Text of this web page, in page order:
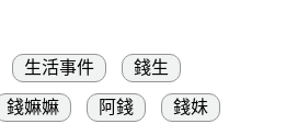
生活事件
錢生
錢嫲嫲 阿錢 錢妹